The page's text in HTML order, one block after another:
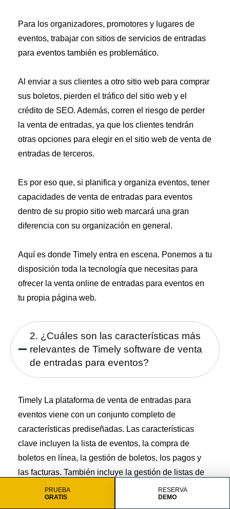
PRUEBA
GRATIS
RESERVA
DEMO
Para los organizadores, promotores y lugares de
eventos, trabajar con sitios de servicios de entradas
para eventos también es problemático.
Al enviar a sus clientes a otro sitio web para comprar
sus boletos, pierden el tráfico del sitio web y el
crédito de SEO. Además, corren el riesgo de perder
la venta de entradas, ya que los clientes tendrán
otras opciones para elegir en el sitio web de venta de
entradas de terceros.
Es por eso que, si planifica y organiza eventos, tener
capacidades de venta de entradas para eventos
dentro de su propio sitio web marcará una gran
diferencia con su organización en general.
Aquí es donde Timely entra en escena. Ponemos a tu
disposición toda la tecnología que necesitas para
ofrecer la venta online de entradas para eventos en
tu propia página web.
2. ¿Cuáles son las características más
relevantes de Timely software de venta
de entradas para eventos?
Timely La plataforma de venta de entradas para
eventos viene con un conjunto completo de
características prediseñadas. Las características
clave incluyen la lista de eventos, la compra de
boletos en línea, la gestión de boletos, los pagos y
las facturas. También incluye la gestión de listas de
asistentes y listas de espera, así como el registro de
asistencia. Si quieres saber más, consulta todos